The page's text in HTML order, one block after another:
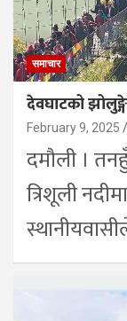
समाचार
देवघाटको
February 9, 2025
दमौली ।
त्रिशूली